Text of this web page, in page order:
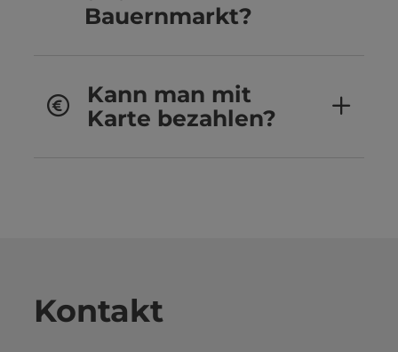
Bauernmarkt?
Kann man mit
Karte bezahlen?
Kontakt